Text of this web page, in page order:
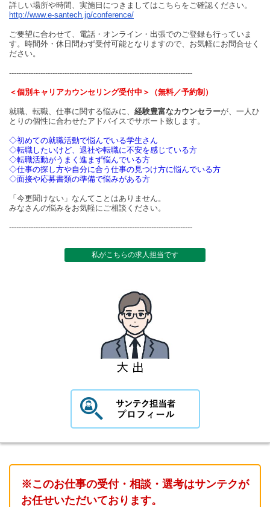
詳しい場所や時間、実施日につきましてはこちらをご確認ください。
http://www.e-santech.jp/conference/
ご要望に合わせて、電話・オンライン・出張でのご登録も行っていま
す。時間外・休日問わず受付可能となりますので、お気軽にお問合せく
ださい。
----------------------------------------------------------------------------
＜個別キャリアカウンセリング受付中＞（無料／予約制）
就職、転職、仕事に関する悩みに、 経験豊富なカウンセラーが、一人ひ
とりの個性に合わせたアドバイスでサポート致します。
◇初めての就職活動で悩んでいる学生さん
◇転職したいけど、退社や転職に不安を感じている方
◇転職活動がうまく進まず悩んでいる方
◇仕事の探し方や自分に合う仕事の見つけ方に悩んでいる方
◇面接や応募書類の準備で悩みがある方
「今更聞けない」なんてことはありません。
みなさんの悩みをお気軽にご相談ください。
----------------------------------------------------------------------------
私がこちらの求人担当です
※このお仕事の受付・相談・選考はサンテクが
お任せいただいております。